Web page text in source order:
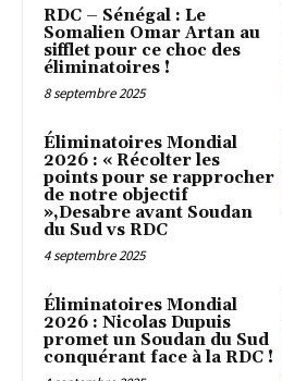
RDC – Sénégal : Le
Somalien Omar Artan au
sifflet pour ce choc des
éliminatoires !
8 septembre 2025
Éliminatoires Mondial
2026 : « Récolter les
points pour se rapprocher
de notre objectif
»,Desabre avant Soudan
du Sud vs RDC
4 septembre 2025
Éliminatoires Mondial
2026 : Nicolas Dupuis
promet un Soudan du Sud
conquérant face à la RDC !